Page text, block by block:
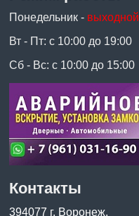
Понедельник - выходной
Вт - Пт: с 10:00 до 19:00
Сб - Вс: с 10:00 до 15:00
Контакты
394077 г. Воронеж,